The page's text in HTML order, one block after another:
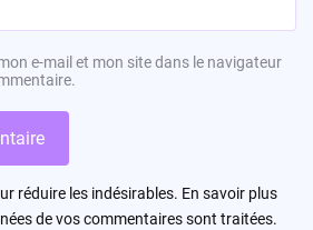
e-mail et mon site dans le navigateur
réduire les indésirables. En savoir plus
de vos commentaires sont traitées.